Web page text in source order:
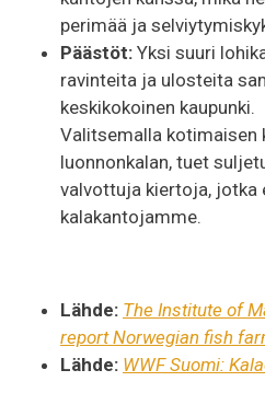
perimää ja
Päästöt: Yksi suuri
ravinteita ja ulosteita
keskikokoinen kaupunki.
Valitsemalla kotimaisen
luonnonkalan, tuet
valvottuja kiertoja, jotka
kalakantojamme.
Lähde: The Institute of
report Norwegian fish
Lähde: WWF Suomi: